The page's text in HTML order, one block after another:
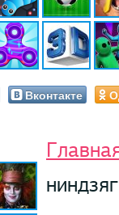
Вконтакте